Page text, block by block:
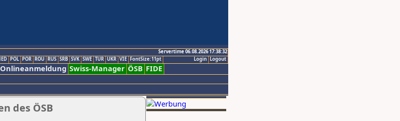
Servertime 06.08.2026 17:38:32
Logout
Login
POL POR ROU RUS SRB SVK SWE TUR UKR VIE FontSize:11pt
Onlineanmeldung Swiss-Manager ÖSB FIDE
des ÖSB